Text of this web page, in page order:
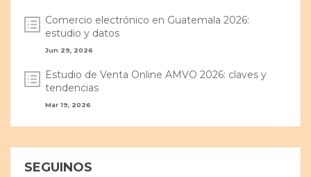
Comercio electrónico en Guatemala 2026:
estudio y datos
Jun 29, 2026
Estudio de Venta Online AMVO 2026: claves y
tendencias
Mar 19, 2026
SEGUINOS